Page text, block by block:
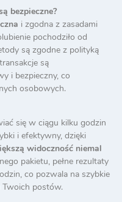
bezpieczne?
i zgodna z zasadami
pochodziło od
są zgodne z polityką
są
i bezpieczny, co
osobowych.
się w ciągu kilku godzin
i efektywny, dzięki
widoczność niemal
pakietu, pełne rezultaty
co pozwala na szybkie
Twoich postów.